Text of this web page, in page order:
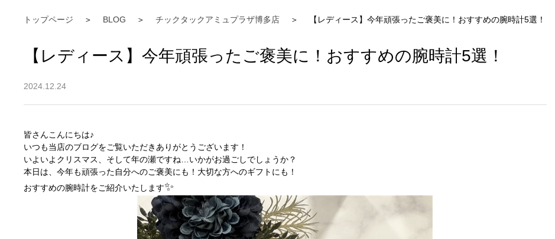
トップページ BLOG チックタックアミュプラザ博多店 【レディース】今年頑張ったご褒美に！おすすめの腕時計5選！
【レディース】今年頑張ったご褒美に！おすすめの腕時計5選！
2024.12.24
皆さんこんにちは♪
いつも当店のブログをご覧いただきありがとうございます！
いよいよクリスマス、そして年の瀬ですね…いかがお過ごしでしょうか？
本日は、今年も頑張った自分へのご褒美にも！大切な方へのギフトにも！
おすすめの腕時計をご紹介いたします✨